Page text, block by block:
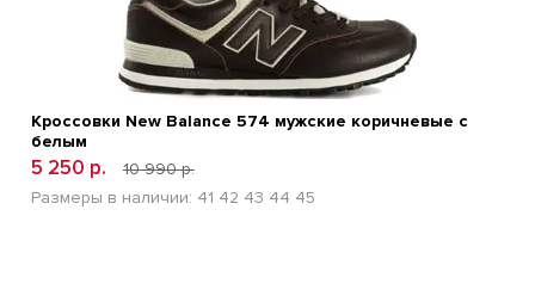
Кроссовки New Balance 574 мужские коричневые с
белым
5 250 р.
10 990 р.
Размеры в наличии: 41 42 43 44 45